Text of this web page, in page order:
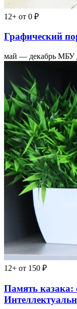
12+ от 0 ₽
Графический
май — декабрь МБУ
12+ от 150 ₽
Память казака: